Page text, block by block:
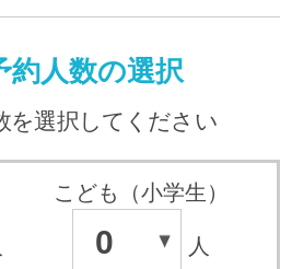
約人数の選択
を選択してください
こども（小学生）
0 人